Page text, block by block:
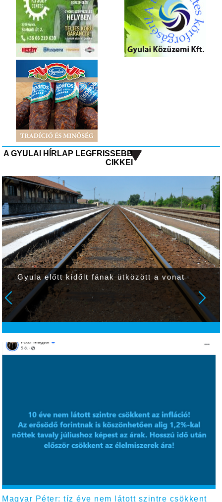
A GYULAI HÍRLAP LEGFRISSEBB
CIKKEI
Gyula előtt kidőlt fának ütközött a vonat
Magyar Péter: tíz éve nem látott szintre csökkent